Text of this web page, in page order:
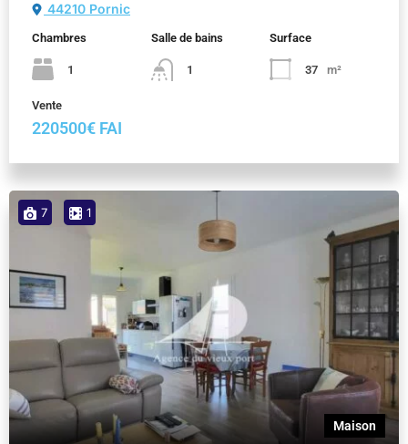
44210 Pornic
Chambres
1
Salle de bains
1
Surface
37 m²
Vente
220500€ FAI
7 1
Maison